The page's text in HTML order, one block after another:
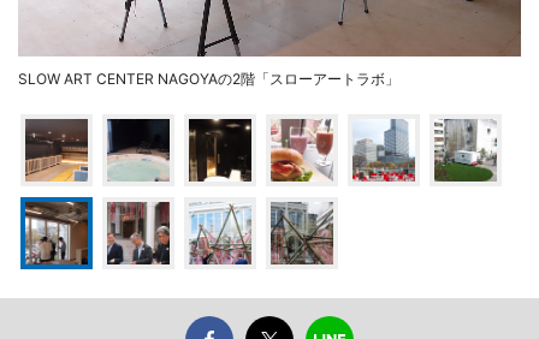
SLOW ART CENTER NAGOYAの2階「スローアートラボ」